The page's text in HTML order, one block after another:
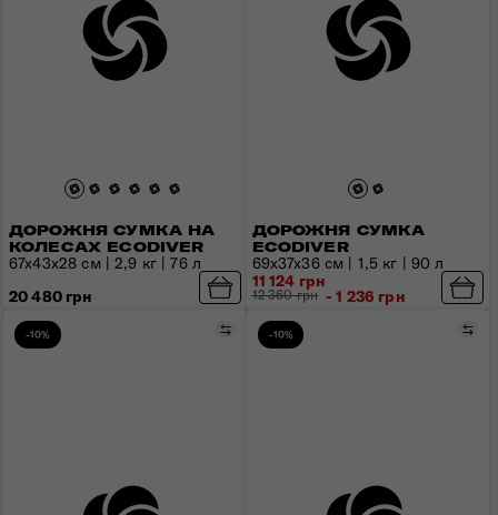
ДОРОЖНЯ СУМКА НА
КОЛЕСАХ ECODIVER
67x43x28 см | 2,9 кг | 76 л
20 480 грн
ДОРОЖНЯ СУМКА
ECODIVER
69x37x36 см | 1,5 кг | 90 л
11 124 грн
12 360 грн - 1 236 грн
-10% Порівняти
-10%